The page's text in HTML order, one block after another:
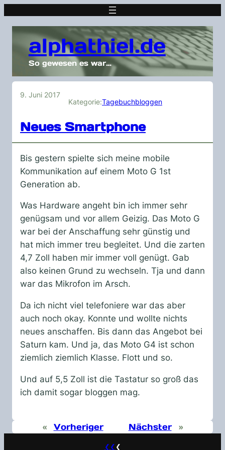
alphathiel.de
So gewesen es war…
9. Juni 2017
Kategorie:Tagebuchbloggen
Neues Smartphone
Bis gestern spielte sich meine mobile
Kommunikation auf einem Moto G 1st
Generation ab.
Was Hardware angeht bin ich immer sehr
genügsam und vor allem Geizig. Das Moto G
war bei der Anschaffung sehr günstig und
hat mich immer treu begleitet. Und die zarten
4,7 Zoll haben mir immer voll genügt. Gab
also keinen Grund zu wechseln. Tja und dann
war das Mikrofon im Arsch.
Da ich nicht viel telefoniere war das aber
auch noch okay. Konnte und wollte nichts
neues anschaffen. Bis dann das Angebot bei
Saturn kam. Und ja, das Moto G4 ist schon
ziemlich ziemlich Klasse. Flott und so.
Und auf 5,5 Zoll ist die Tastatur so groß das
ich damit sogar bloggen mag.
« Vorheriger Nächster »
❮❮ ❮